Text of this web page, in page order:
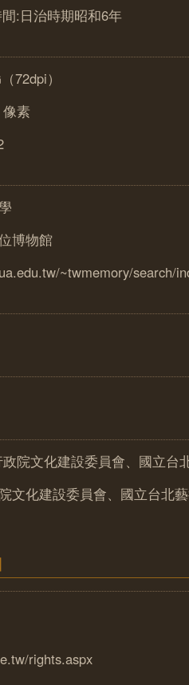
:日治時期昭和6年
72dpi）
素
博物館
~twmemory/search/
院文化建設委員會、國立台
文化建設委員會、國立台北
rights.aspx